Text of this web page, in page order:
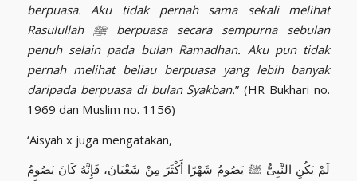
berpuasa.
Aku tidak pernah sama sekali melihat
Rasulullah ﷺberpuasa secara sempurna sebulan
penuh selain pada bulan Ramadhan. Aku pun tidak
pernah melihat beliau berpuasa yang lebih banyak
daripada berpuasa di bulan Syakban.” (HR Bukhari no.
1969 dan Muslim no. 1156)
‘Aisyah x juga mengatakan,
لَمْ يَكُنِ النَّبِىُّ ﷺ يَصُومُ شَهْرًا أَكْثَرَ مِنْ شَعْبَانَ، فَإِنَّهُ كَانَ يَصُومُ